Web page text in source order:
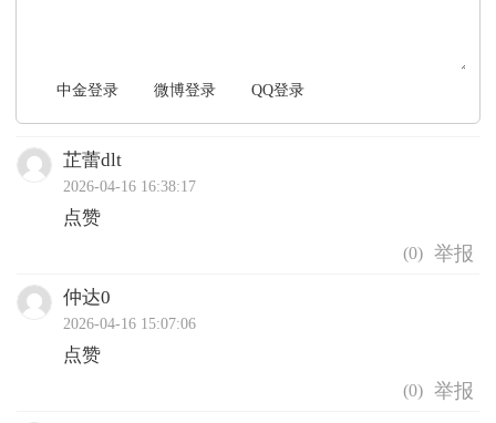
中金登录 微博登录 QQ登录
芷蕾dlt
2026-04-16 16:38:17
点赞
(0)
仲达0
2026-04-16 15:07:06
点赞
(0)